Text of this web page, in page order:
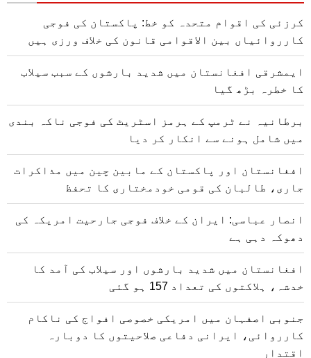
کرزئی کی اقوام متحدہ کو خط: پاکستان کی فوجی
کارروائیاں بین الاقوامی قانون کی خلاف ورزی ہیں
ایمشرقی افغانستان میں شدید بارشوں کے سبب سیلاب
کا خطرہ بڑھ گیا
برطانیہ نے ٹرمپ کے ہرمز اسٹریٹ کی فوجی ناکہ بندی
میں شامل ہونے سے انکار کر دیا
افغانستان اور پاکستان کے مابین چین میں مذاکرات
جاری، طالبان کی قومی خودمختاری کا تحفظ
انصار عباسی: ایران کے خلاف فوجی جارحیت امریکہ کی
دھوکہ دہی ہے
افغانستان میں شدید بارشوں اور سیلاب کی آمد کا
خدشہ، ہلاکتوں کی تعداد 157 ہو گئی
جنوبی اصفہان میں امریکی خصوصی افواج کی ناکام
کارروائی، ایرانی دفاعی صلاحیتوں کا دوبارہ
اقتدار